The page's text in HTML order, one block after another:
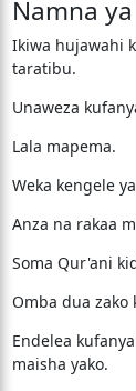
Namna
Ikiwa hujawahi
taratibu.
Unaweza
Lala mapema.
Weka kengele
Anza na rakaa
Soma Qur'ani
Omba dua zako
Endelea
maisha yako.